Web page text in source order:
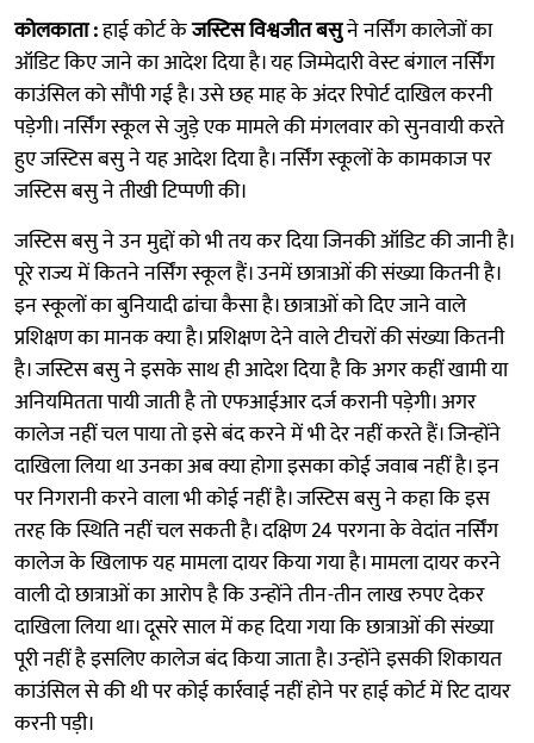
कोलकाता :हाई कोर्ट केजस्टिस विश्वजीत बसुने नर्सिंग कालेजों का
ऑडिट किए जाने का आदेश दिया है। यह जिम्मेदारी वेस्ट बंगाल नर्सिंग
काउंसिल को सौंपी गई है। उसे छह माह के अंदर रिपोर्ट दाखिल करनी
पड़ेगी। नर्सिंग स्कूल से जुड़े एक मामले की मंगलवार को सुनवायी करते
हुए जस्टिस बसु ने यह आदेश दिया है। नर्सिंग स्कूलों के कामकाज पर
जस्टिस बसु ने तीखी टिप्पणी की।
जस्टिस बसु ने उन मुद्दों को भी तय कर दिया जिनकी ऑडिट की जानी है।
पूरे राज्य में कितने नर्सिंग स्कूल हैं। उनमें छात्राओं की संख्या कितनी है।
इन स्कूलों का बुनियादी ढांचा कैसा है। छात्राओं को दिए जाने वाले
प्रशिक्षण का मानक क्या है। प्रशिक्षण देने वाले टीचरों की संख्या कितनी
है। जस्टिस बसु ने इसके साथ ही आदेश दिया है कि अगर कहीं खामी या
अनियमितता पायी जाती है तो एफआईआर दर्ज करानी पड़ेगी। अगर
कालेज नहीं चल पाया तो इसे बंद करने में भी देर नहीं करते हैं। जिन्होंने
दाखिला लिया था उनका अब क्या होगा इसका कोई जवाब नहीं है। इन
पर निगरानी करने वाला भी कोई नहीं है। जस्टिस बसु ने कहा कि इस
तरह कि स्थिति नहीं चल सकती है। दक्षिण 24 परगना के वेदांत नर्सिंग
कालेज के खिलाफ यह मामला दायर किया गया है। मामला दायर करने
वाली दो छात्राओं का आरोप है कि उन्होंने तीन-तीन लाख रुपए देकर
दाखिला लिया था। दूसरे साल में कह दिया गया कि छात्राओं की संख्या
पूरी नहीं है इसलिए कालेज बंद किया जाता है। उन्होंने इसकी शिकायत
काउंसिल से की थी पर कोई कार्रवाई नहीं होने पर हाई कोर्ट में रिट दायर
करनी पड़ी।